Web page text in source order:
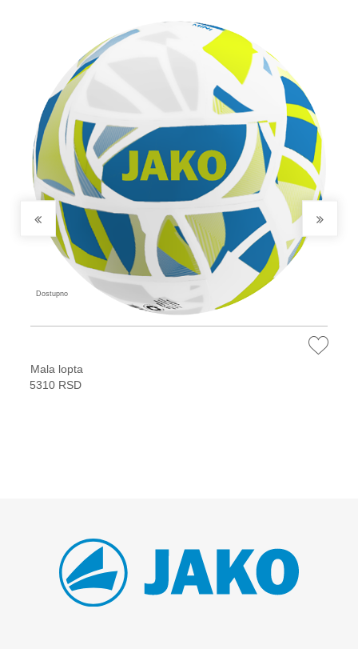
Rupa za palac na rukavima
Dostupno
Mala lopta
5310 RSD